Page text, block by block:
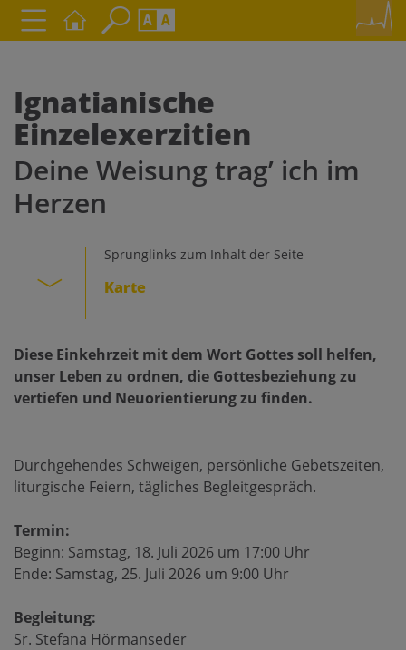
Schriftgröße
AAA
Kontrasteinstellungen
Ignatianische
Einzelexerzitien
Deine Weisung trag’ ich im
Herzen
Sprunglinks zum Inhalt der Seite
Karte
Diese Einkehrzeit mit dem Wort Gottes soll helfen,
unser Leben zu ordnen, die Gottesbeziehung zu
vertiefen und Neuorientierung zu finden.
Durchgehendes Schweigen, persönliche Gebetszeiten,
liturgische Feiern, tägliches Begleitgespräch.
Termin:
Beginn: Samstag, 18. Juli 2026 um 17:00 Uhr
Ende: Samstag, 25. Juli 2026 um 9:00 Uhr
Begleitung:
Sr. Stefana Hörmanseder